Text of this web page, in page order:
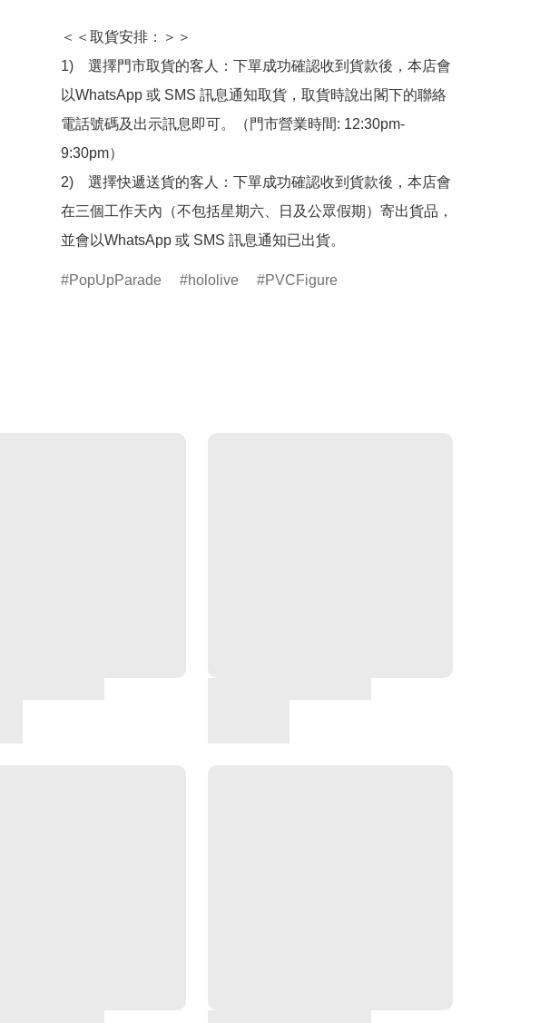
＜＜取貨安排：＞＞
1)　選擇門市取貨的客人：下單成功確認收到貨款後，本店會
以WhatsApp 或 SMS 訊息通知取貨，取貨時說出閣下的聯絡
電話號碼及出示訊息即可。（門市營業時間: 12:30pm-
9:30pm）
2)　選擇快遞送貨的客人：下單成功確認收到貨款後，本店會
在三個工作天內（不包括星期六、日及公眾假期）寄出貨品，
並會以WhatsApp 或 SMS 訊息通知已出貨。
PopUpParade hololive PVCFigure